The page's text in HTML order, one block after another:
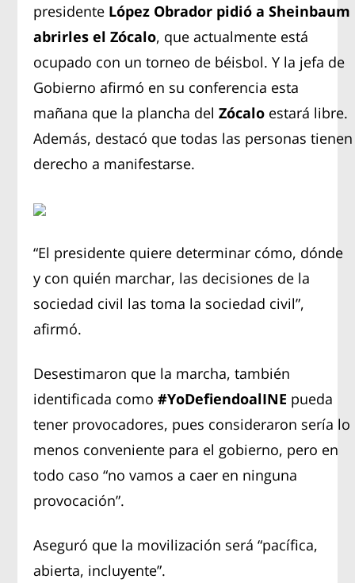
presidente López Obrador pidió a Sheinbaum
abrirles el Zócalo, que actualmente está
ocupado con un torneo de béisbol. Y la jefa de
Gobierno afirmó en su conferencia esta
mañana que la plancha delZócalo estará libre.
Además, destacó que todas las personas tienen
derecho a manifestarse.
“El presidente quiere determinar cómo, dónde
y con quién marchar, las decisiones de la
sociedad civil las toma la sociedad civil”,
afirmó.
Desestimaron que la marcha, también
identificada como #YoDefiendoalINE pueda
tener provocadores, pues consideraron sería lo
menos conveniente para el gobierno, pero en
todo caso “no vamos a caer en ninguna
provocación”.
Aseguró que la movilización será “pacífica,
abierta, incluyente”.